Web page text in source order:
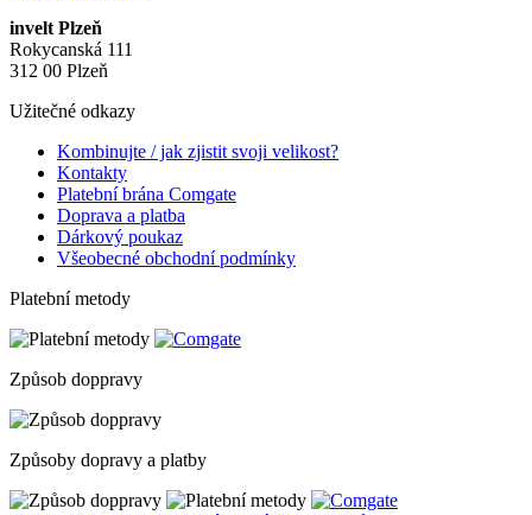
invelt Plzeň
Rokycanská 111
312 00 Plzeň
Užitečné odkazy
Kombinujte / jak zjistit svoji velikost?
Kontakty
Platební brána Comgate
Doprava a platba
Dárkový poukaz
Všeobecné obchodní podmínky
Platební metody
Způsob doppravy
Způsoby dopravy a platby